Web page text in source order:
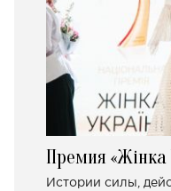
Премия «Жінка
Истории силы,